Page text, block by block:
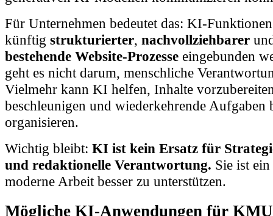
künftigstrukturierter,nachvollziehbarer
bestehende Website-Prozesseeingebunden
geht es nicht darum, menschliche
Vielmehr kann KI helfen, Inhalte
beschleunigen und wiederkehrende Aufgaben
organisieren.
und redaktionelle Verantwortung.Sie ist ein
moderne Arbeit besser zu unterstützen.